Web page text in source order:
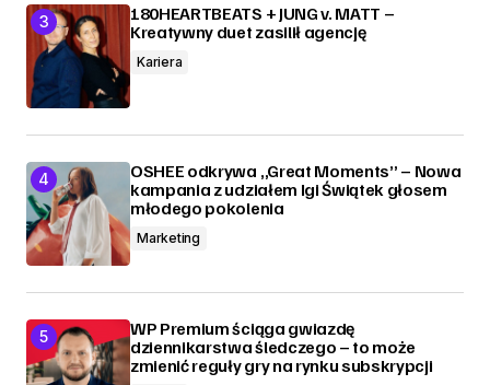
180HEARTBEATS + JUNG v. MATT –
Kreatywny duet zasilił agencję
Kariera
OSHEE odkrywa „Great Moments” – Nowa
kampania z udziałem Igi Świątek głosem
młodego pokolenia
Marketing
WP Premium ściąga gwiazdę
dziennikarstwa śledczego – to może
zmienić reguły gry na rynku subskrypcji